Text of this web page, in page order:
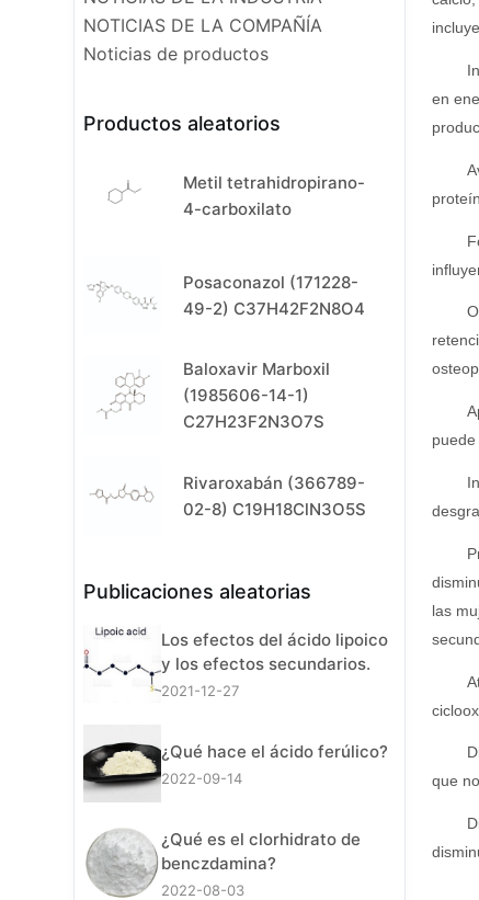
en
las
que
NOTICIAS DE LA COMPAÑÍA
Noticias de productos
Productos aleatorios
Metil tetrahidropirano-
4-carboxilato
Posaconazol (171228-
49-2) C37H42F2N8O4
Baloxavir Marboxil
(1985606-14-1)
C27H23F2N3O7S
Rivaroxabán (366789-
02-8) C19H18ClN3O5S
Publicaciones aleatorias
Los efectos del ácido lipoico
y los efectos secundarios.
2021-12-27
¿Qué hace el ácido ferúlico?
2022-09-14
¿Qué es el clorhidrato de
benczdamina?
2022-08-03